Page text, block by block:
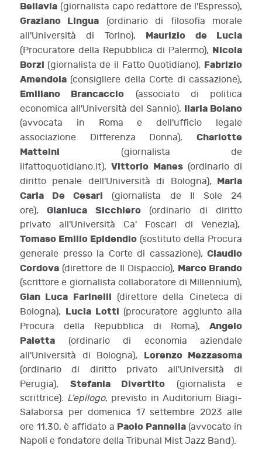
Bellavia (giornalista capo redattore de l'Espresso),
Graziano Lingua (ordinario di filosofia morale
all'Università di Torino), Maurizio de Lucia
(Procuratore della Repubblica di Palermo), Nicola
Borzi (giornalista de il Fatto Quotidiano), Fabrizio
Amendola (consigliere della Corte di cassazione),
Emiliano Brancaccio (associato di politica
economica all'Università del Sannio), Ilaria Boiano
(avvocata in Roma e dell'ufficio legale
associazione Differenza Donna), Charlotte
Matteini (giornalista de
ilfattoquotidiano.it),Vittorio Manes(ordinario di
diritto penale dell'Università di Bologna), Maria
Carla De Cesari (giornalista de Il Sole 24
ore),Gianluca Sicchiero(ordinario di diritto
privato all'Università Ca' Foscari di Venezia),
Tomaso Emilio Epidendio (sostituto della Procura
generale presso la Corte di cassazione), Claudio
Cordova (direttore de Il Dispaccio), Marco Brando
(scrittore e giornalista collaboratore di Millennium),
Gian Luca Farinelli (direttore della Cineteca di
Bologna), Lucia Lotti (procuratore aggiunto alla
Procura della Repubblica di Roma), Angelo
Paletta (ordinario di economia aziendale
all'Università di Bologna), Lorenzo Mezzasoma
(ordinario di diritto privato all'Università di
Perugia), Stefania Divertito (giornalista e
scrittrice). L'epilogo, previsto in Auditorium Biagi-
Salaborsa per domenica 17 settembre 2023 alle
ore 11.30, è affidato a Paolo Pannella(avvocato in
Napoli e fondatore della Tribunal Mist Jazz Band).